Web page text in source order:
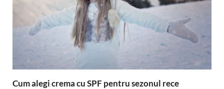
Cum alegi crema cu SPF pentru sezonul rece